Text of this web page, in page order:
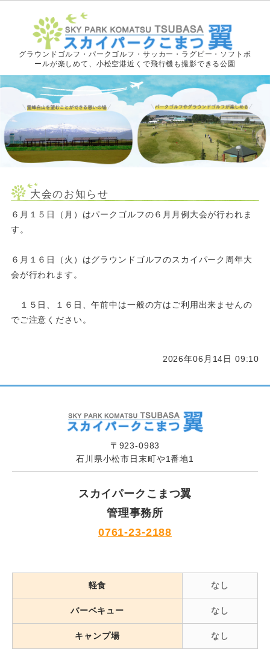
グラウンドゴルフ・パークゴルフ・サッカー・ラグビー・ソフトボ
ールが楽しめて、小松空港近くで飛行機も撮影できる公園
大会のお知らせ
６月１５日（月）はパークゴルフの６月月例大会が行われま
す。
６月１６日（火）はグラウンドゴルフのスカイパーク周年大
会が行われます。
１５日、１６日、午前中は一般の方はご利用出来ませんの
でご注意ください。
2026年06月14日 09:10
〒923-0983
石川県小松市日末町や1番地1
スカイパークこまつ翼
管理事務所
0761-23-2188
軽食 なし
バーベキュー なし
キャンプ場 なし